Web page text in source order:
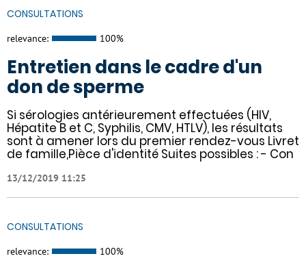
CONSULTATIONS
relevance: 100%
Entretien dans le cadre d'un
don de sperme
Si sérologies antérieurement effectuées (HIV,
Hépatite B et C, Syphilis, CMV, HTLV), les résultats
sont à amener lors du premier rendez-vous Livret
de famille,Pièce d'identité Suites possibles : - Con
13/12/2019 11:25
CONSULTATIONS
relevance: 100%